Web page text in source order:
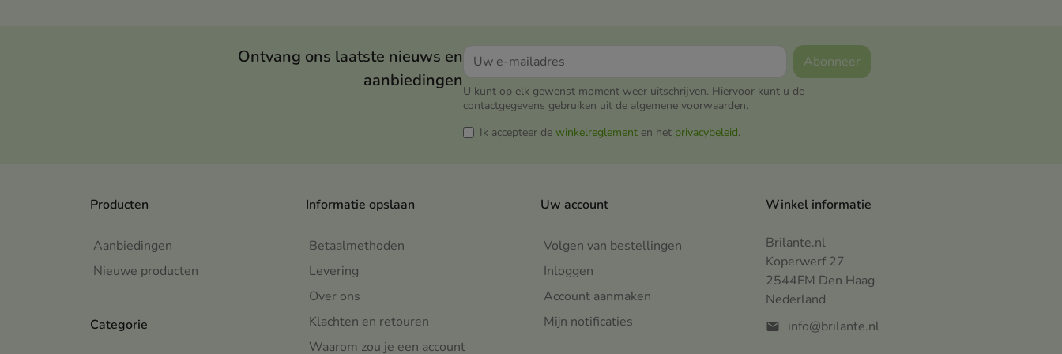
gladder, zachter en helpt de
zichtbaarheid van poriën te
verminderen.
minimaliseren.
Ontvang ons laatste nieuws en
aanbiedingen
U kunt op elk gewenst moment weer uitschrijven. Hiervoor kunt u de
contactgegevens gebruiken uit de algemene voorwaarden.
Ik accepteer de winkelreglement en het privacybeleid.
Producten
Aanbiedingen
Nieuwe producten
Informatie opslaan
Betaalmethoden
Levering
Over ons
Klachten en retouren
Waarom zou je een account
Categorie
Uw account
Volgen van bestellingen
Inloggen
Account aanmaken
Mijn notificaties
Winkel informatie
Brilante.nl
Koperwerf 27
2544EM Den Haag
Nederland
mail info@brilante.nl